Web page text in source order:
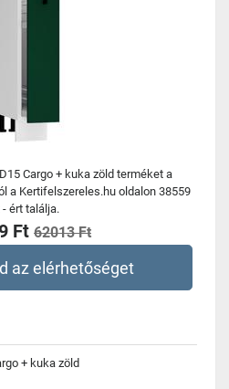
Cargo + kuka zöld terméket a
a Kertifelszereles.hu oldalon 38559
- ért találja.
Ft 62013 Ft
az elérhetőséget
+ kuka zöld